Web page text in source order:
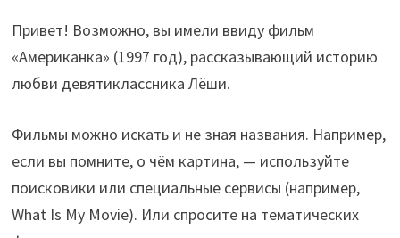
Привет! Возможно, вы имели ввиду фильм
«Американка» (1997 год), рассказывающий историю
любви девятиклассника Лёши.
Фильмы можно искать и не зная названия. Например,
если вы помните, о чём картина, — используйте
поисковики или специальные сервисы (например,
What Is My Movie). Или спросите на тематических